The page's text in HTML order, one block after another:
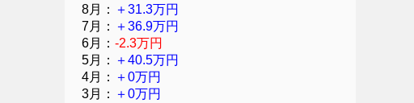
8月： ＋31.3万円
7月： ＋36.9万円
6月： -2.3万円
5月： ＋40.5万円
4月： ＋0万円
3月： ＋0万円